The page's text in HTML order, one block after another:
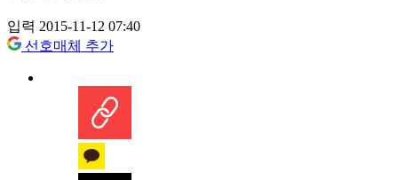
입력 2015-11-12 07:40
선호매체 추가